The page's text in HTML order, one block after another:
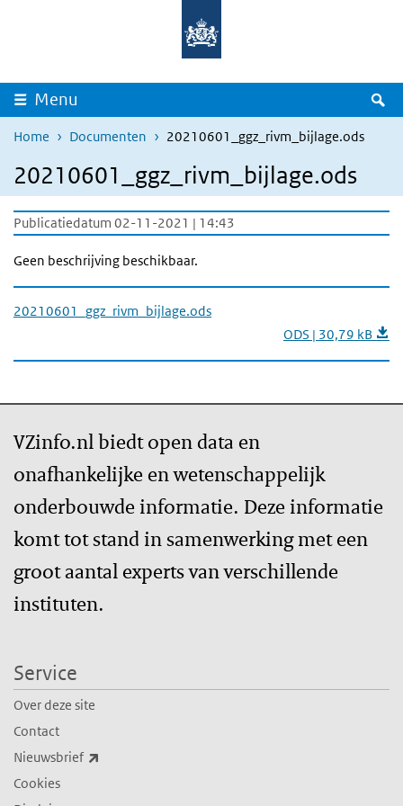
Overslaan en naar de inhoud gaan
Menu
Home Documenten 20210601_ggz_rivm_bijlage.ods
20210601_ggz_rivm_bijlage.ods
Publicatiedatum 02-11-2021 | 14:43
Geen beschrijving beschikbaar.
20210601_ggz_rivm_bijlage.ods
ODS | 30,79 kB
VZinfo.nl biedt open data en
onafhankelijke en wetenschappelijk
onderbouwde informatie. Deze informatie
komt tot stand in samenwerking met een
groot aantal experts van verschillende
instituten.
Service
Over deze site
Contact
Nieuwsbrief
Cookies